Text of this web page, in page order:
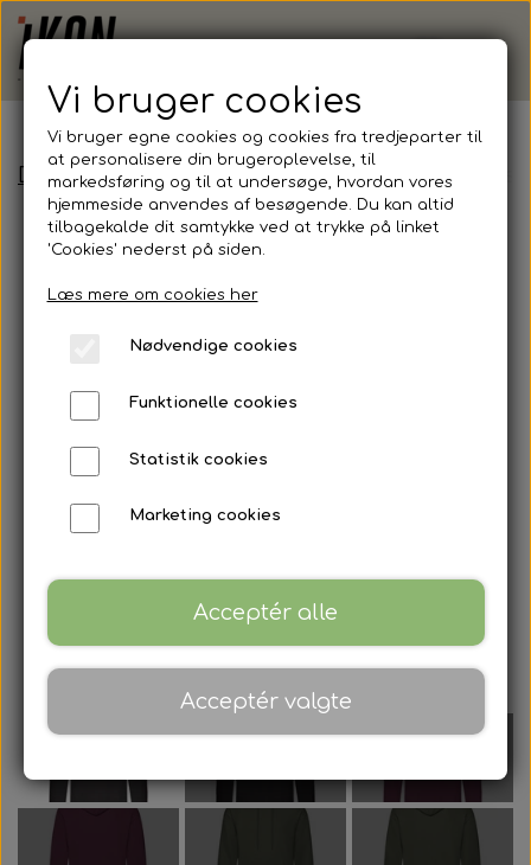
Demoshop - Efterskole Fruit of the Loom,
Vi bruger cookies
Vi bruger egne cookies og cookies fra tredjeparter til
at personalisere din brugeroplevelse, til
markedsføring og til at undersøge, hvordan vores
hjemmeside anvendes af besøgende. Du kan altid
tilbagekalde dit samtykke ved at trykke på linket
'Cookies' nederst på siden.
Læs mere om cookies her
Nødvendige cookies
Funktionelle cookies
Statistik cookies
Marketing cookies
Acceptér alle
Acceptér valgte